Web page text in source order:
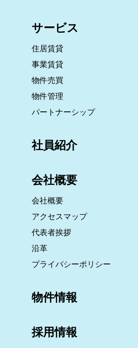
サービス
住居賃貸
事業賃貸
物件売買
物件管理
パートナーシップ
社員紹介
会社概要
会社概要
アクセスマップ
代表者挨拶
沿革
プライバシーポリシー
物件情報
採用情報